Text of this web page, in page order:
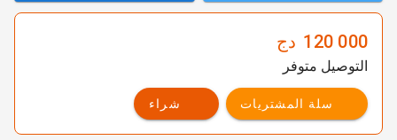
120 000 دج
التوصيل متوفر
سلة المشتريات شراء